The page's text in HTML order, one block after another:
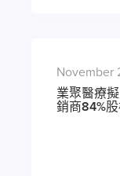
November
業聚醫療
銷商84%